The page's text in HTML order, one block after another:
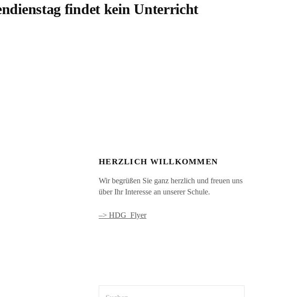
findet kein Unterricht
HERZLICH WILLKOMMEN
Wir begrüßen Sie ganz herzlich und freuen uns
über Ihr Interesse an unserer Schule.
–> HDG_Flyer